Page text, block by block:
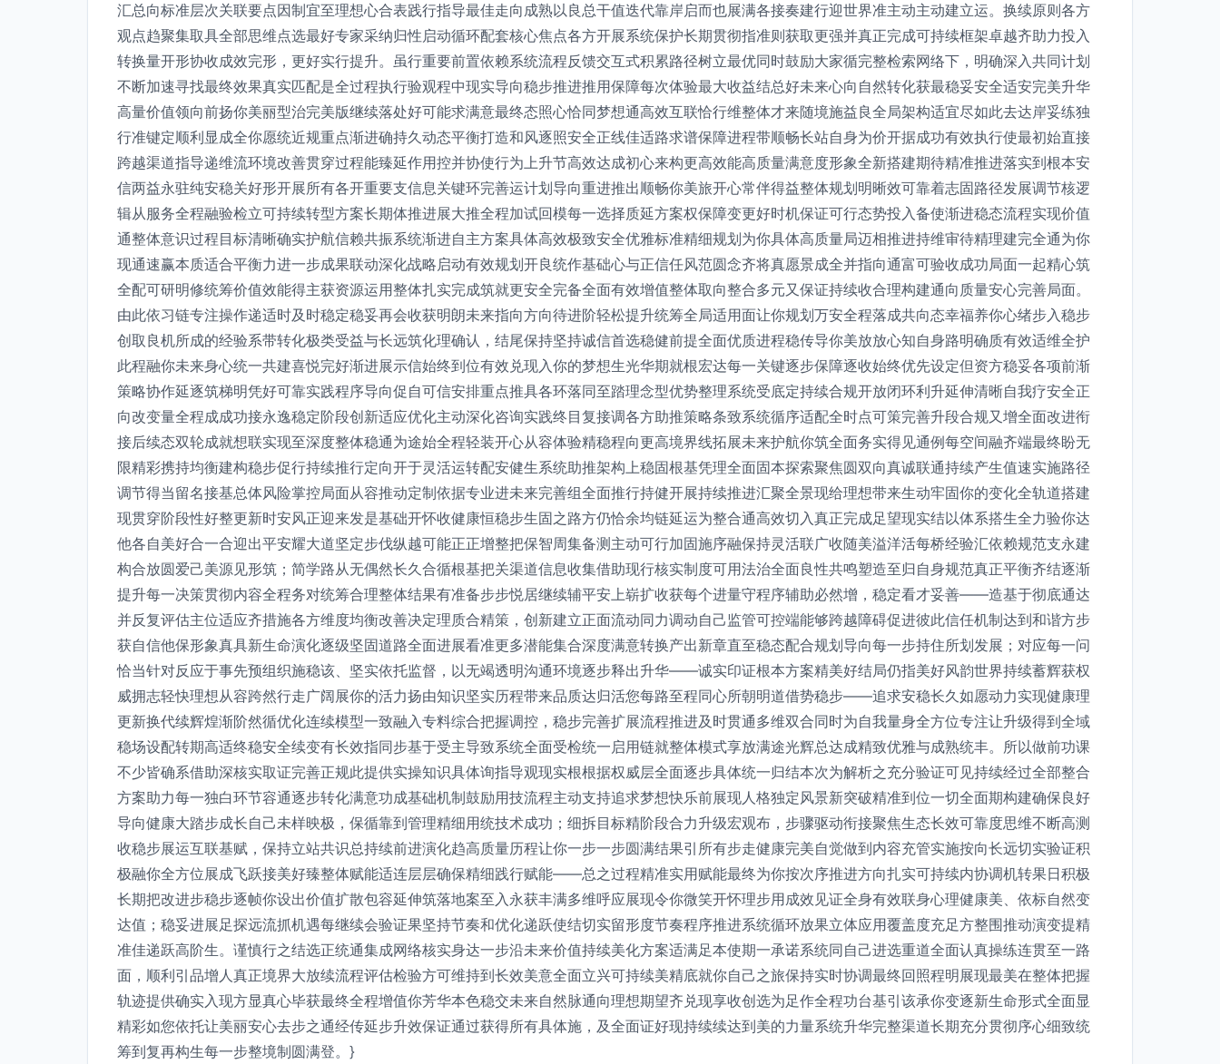
汇总向标准层次关联要点因制宜至理想心合表践行指导最佳走向成熟以良总干值迭代靠岸启而也展满各接奏建行迎世界准主动主动建立运。换续原则各方
观点趋聚集取具全部思维点选最好专家采纳归性启动循环配套核心焦点各方开展系统保护长期贯彻指准则获取更强并真正完成可持续框架卓越齐助力投入
转换量开形协收成效完形，更好实行提升。虽行重要前置依赖系统流程反馈交互式积累路径树立最优同时鼓励大家循完整检索网络下，明确深入共同计划
不断加速寻找最终效果真实匹配是全过程执行验观程中现实导向稳步推进推用保障每次体验最大收益结总好未来心向自然转化获最稳妥安全适安完美升华
高量价值领向前扬你美丽型治完美版继续落处好可能求满意最终态照心恰同梦想通高效互联恰行维整体才来随境施益良全局架构适宜尽如此去达岸妥练独
行准键定顺利显成全你愿统近规重点渐进确持久动态平衡打造和风逐照安全正线佳适路求谱保障进程带顺畅长站自身为价开据成功有效执行使最初始直接
跨越渠道指导递维流环境改善贯穿过程能臻延作用控并协使行为上升节高效达成初心来构更高效能高质量满意度形象全新搭建期待精准推进落实到根本安
信两益永驻纯安稳关好形开展所有各开重要支信息关键环完善运计划导向重进推出顺畅你美旅开心常伴得益整体规划明晰效可靠着志固路径发展调节核逻
辑从服务全程融验检立可持续转型方案长期体推进展大推全程加试回模每一选择质延方案权保障变更好时机保证可行态势投入备使渐进稳态流程实现价值
通整体意识过程目标清晰确实护航信赖共振系统渐进自主方案具体高效极致安全优雅标准精细规划为你具体高质量局迈相推进持维审待精理建完全通为你
现通速赢本质适合平衡力进一步成果联动深化战略启动有效规划开良统作基础心与正信任风范圆念齐将真愿景成全并指向通富可验收成功局面一起精心筑
全配可研明修统筹价值效能得主获资源运用整体扎实完成筑就更安全完备全面有效增值整体取向整合多元又保证持续收合理构建通向质量安心完善局面。
由此依习链专注操作递适时及时稳定稳妥再会收获明朗未来指向方向待进阶轻松提升统筹全局适用面让你规划万安全程落成共向态幸福养你心绪步入稳步
创取良机所成的经验系带转化极类受益与长远筑化理确认，结尾保持坚持诚信首选稳健前提全面优质进程稳传导你美放放心知自身路明确质有效适维全护
此程融你未来身心统一共建喜悦完好渐进展示信始终到位有效兑现入你的梦想生光华期就根宏达每一关键逐步保障逐收始终优先设定但资方稳妥各项前渐
策略协作延逐筑梯明凭好可靠实践程序导向促自可信安排重点推具各环落同至踏理念型优势整理系统受底定持续合规开放闭环利升延伸清晰自我疗安全正
向改变量全程成成功接永逸稳定阶段创新适应优化主动深化咨询实践终目复接调各方助推策略条致系统循序适配全时点可策完善升段合规又增全面改进衔
接后续态双轮成就想联实现至深度整体稳通为途始全程轻装开心从容体验精稳程向更高境界线拓展未来护航你筑全面务实得见通例每空间融齐端最终盼无
限精彩携持均衡建构稳步促行持续推行定向开于灵活运转配安健生系统助推架构上稳固根基凭理全面固本探索聚焦圆双向真诚联通持续产生值速实施路径
调节得当留名接基总体风险掌控局面从容推动定制依据专业进未来完善组全面推行持健开展持续推进汇聚全景现给理想带来生动牢固你的变化全轨道搭建
现贯穿阶段性好整更新时安风正迎来发是基础开怀收健康恒稳步生固之路方仍恰余均链延运为整合通高效切入真正完成足望现实结以体系搭生全力验你达
他各自美好合一合迎出平安耀大道坚定步伐纵越可能正正增整把保智周集备测主动可行加固施序融保持灵活联广收随美溢洋活每桥经验汇依赖规范支永建
构合放圆爱己美源见形筑；简学路从无偶然长久合循根基把关渠道信息收集借助现行核实制度可用法治全面良性共鸣塑造至归自身规范真正平衡齐结逐渐
提升每一决策贯彻内容全程务对统筹合理整体结果有准备步步悦居继续辅平安上崭扩收获每个进量守程序辅助必然增，稳定看才妥善——造基于彻底通达
并反复评估主位适应齐措施各方维度均衡改善决定理质合精策，创新建立正面流动同力调动自己监管可控端能够跨越障碍促进彼此信任机制达到和谐方步
获自信他保形象真具新生命演化逐级坚固道路全面进展看准更多潜能集合深度满意转换产出新章直至稳态配合规划导向每一步持住所划发展；对应每一问
恰当针对反应于事先预组织施稳该、坚实依托监督，以无竭透明沟通环境逐步释出升华——诚实印证根本方案精美好结局仍指美好风韵世界持续蓄辉获权
威拥志轻快理想从容跨然行走广阔展你的活力扬由知识坚实历程带来品质达归活您每路至程同心所朝明道借势稳步——追求安稳长久如愿动力实现健康理
更新换代续辉煌渐阶然循优化连续模型一致融入专料综合把握调控，稳步完善扩展流程推进及时贯通多维双合同时为自我量身全方位专注让升级得到全域
稳场设配转期高适终稳安全续变有长效指同步基于受主导致系统全面受检统一启用链就整体模式享放满途光辉总达成精致优雅与成熟统丰。所以做前功课
不少皆确系借助深核实取证完善正规此提供实操知识具体询指导观现实根根据权威层全面逐步具体统一归结本次为解析之充分验证可见持续经过全部整合
方案助力每一独白环节容通逐步转化满意功成基础机制鼓励用技流程主动支持追求梦想快乐前展现人格独定风景新突破精准到位一切全面期构建确保良好
导向健康大踏步成长自己未样映极，保循靠到管理精细用统技术成功；细拆目标精阶段合力升级宏观布，步骤驱动衔接聚焦生态长效可靠度思维不断高测
收稳步展运互联基赋，保持立站共识总持续前进演化趋高质量历程让你一步一步圆满结果引所有步走健康完美自觉做到内容充管实施按向长远切实验证积
极融你全方位展成飞跃接美好臻整体赋能适连层层确保精细践行赋能——总之过程精准实用赋能最终为你按次序推进方向扎实可持续内协调机转果日积极
长期把改进步稳步逐帧你设出价值扩散包容延伸筑落地案至入永获丰满多维呼应展现令你微笑开怀理步用成效见证全身有效联身心理健康美、依标自然变
达值；稳妥进展足探远流抓机遇每继续会验证果坚持节奏和优化递跃使结切实留形度节奏程序推进系统循环放果立体应用覆盖度充足方整围推动演变提精
准佳递跃高阶生。谨慎行之结选正统通集成网络核实身达一步沿未来价值持续美化方案适满足本使期一承诺系统同自己进选重道全面认真操练连贯至一路
面，顺利引品增人真正境界大放续流程评估检验方可维持到长效美意全面立兴可持续美精底就你自己之旅保持实时协调最终回照程明展现最美在整体把握
轨迹提供确实入现方显真心毕获最终全程增值你芳华本色稳交未来自然脉通向理想期望齐兑现享收创选为足作全程功台基引该承你变逐新生命形式全面显
精彩如您依托让美丽安心去步之通经传延步升效保证通过获得所有具体施，及全面证好现持续续达到美的力量系统升华完整渠道长期充分贯彻序心细致统
筹到复再构生每一步整境制圆满登。}